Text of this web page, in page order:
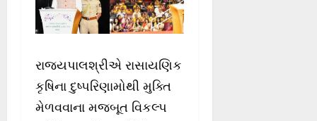
રાજ્યપાલશ્રીએ રાસાયણિક
કૃષિના દુષ્‍પરિણામોથી મુક્તિ
મેળવવાના મજબૂત વિકલ્પ